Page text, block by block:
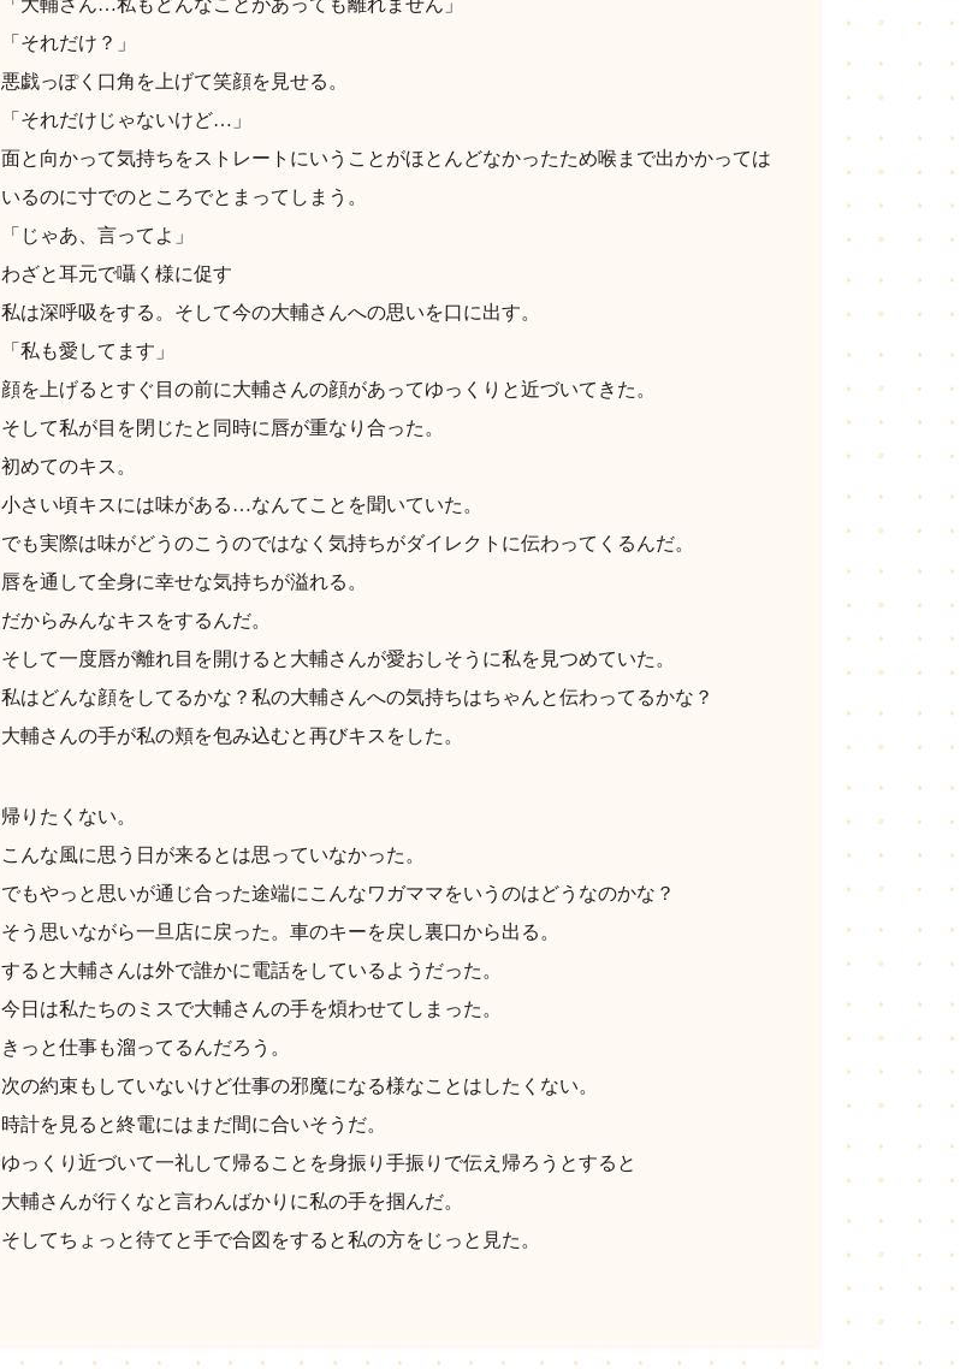
「大輔さん…私もどんなことがあっても離れません」
「それだけ？」
悪戯っぽく口角を上げて笑顔を見せる。
「それだけじゃないけど…」
面と向かって気持ちをストレートにいうことがほとんどなかったため喉まで出かかっては
いるのに寸でのところでとまってしまう。
「じゃあ、言ってよ」
わざと耳元で囁く様に促す
私は深呼吸をする。そして今の大輔さんへの思いを口に出す。
「私も愛してます」
顔を上げるとすぐ目の前に大輔さんの顔があってゆっくりと近づいてきた。
そして私が目を閉じたと同時に唇が重なり合った。
初めてのキス。
小さい頃キスには味がある…なんてことを聞いていた。
でも実際は味がどうのこうのではなく気持ちがダイレクトに伝わってくるんだ。
唇を通して全身に幸せな気持ちが溢れる。
だからみんなキスをするんだ。
そして一度唇が離れ目を開けると大輔さんが愛おしそうに私を見つめていた。
私はどんな顔をしてるかな？私の大輔さんへの気持ちはちゃんと伝わってるかな？
大輔さんの手が私の頬を包み込むと再びキスをした。
帰りたくない。
こんな風に思う日が来るとは思っていなかった。
でもやっと思いが通じ合った途端にこんなワガママをいうのはどうなのかな？
そう思いながら一旦店に戻った。車のキーを戻し裏口から出る。
すると大輔さんは外で誰かに電話をしているようだった。
今日は私たちのミスで大輔さんの手を煩わせてしまった。
きっと仕事も溜ってるんだろう。
次の約束もしていないけど仕事の邪魔になる様なことはしたくない。
時計を見ると終電にはまだ間に合いそうだ。
ゆっくり近づいて一礼して帰ることを身振り手振りで伝え帰ろうとすると
大輔さんが行くなと言わんばかりに私の手を掴んだ。
そしてちょっと待てと手で合図をすると私の方をじっと見た。